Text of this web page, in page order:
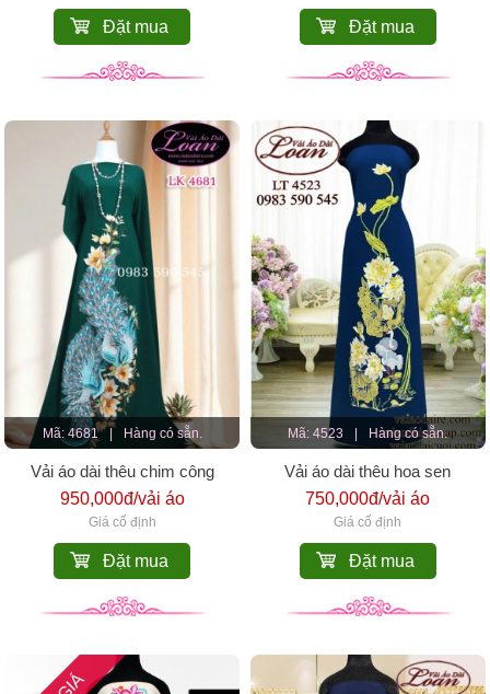
Đặt mua Đặt mua
Mã: 4681 Hàng có sẵn.
Vải áo dài thêu chim công
950,000đ/vải áo
Giá cố định
Đặt mua
Mã: 4523 Hàng có sẵn.
Vải áo dài thêu hoa sen
750,000đ/vải áo
Giá cố định
Đặt mua